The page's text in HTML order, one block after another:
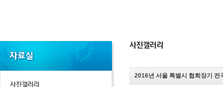
2016년 서울 특별시 협회장기 전